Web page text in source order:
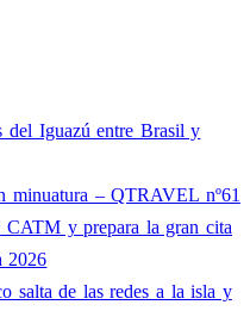
del Iguazú entre Brasil y
minuatura – QTRAVEL nº61
CATM y prepara la gran cita
2026
salta de las redes a la isla y